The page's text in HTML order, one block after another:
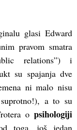
glasi Edward
pravom smatra
relations”) i
su spajanja dve
ni malo nisu
a to su
o psihologiji
toga, još jedan